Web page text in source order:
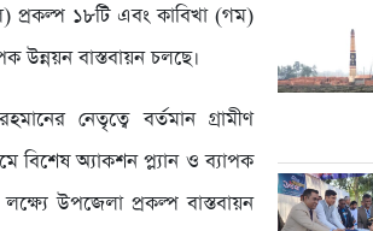
প্রকল্প ১৮টি এবং কাবিখা (গম)
উন্নয়ন বাস্তবায়ন চলছে।
নেতৃত্বে বর্তমান গ্রামীণ
বিশেষ অ্যাকশন প্ল্যান ও ব্যাপক
উপজেলা প্রকল্প বাস্তবায়ন